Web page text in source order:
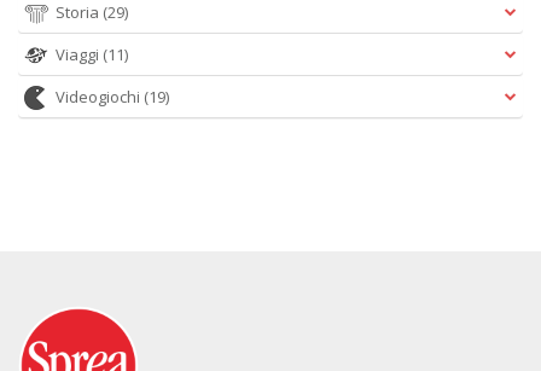
Storia (29)
Viaggi (11)
Videogiochi (19)